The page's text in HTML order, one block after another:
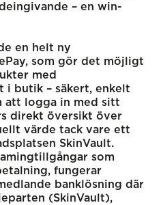
– en win-
en helt ny
som gör det möjligt
med
i butik – säkert, enkelt
att logga in med sitt
direkt översikt över
värde tack vare ett
SkinVault.
som
fungerar
banklösning där
(SkinVault),